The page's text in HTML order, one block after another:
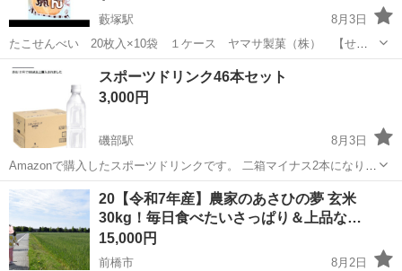
藪塚駅
8月3日
たこせんべい 20枚入×10袋 １ケース ヤマサ製菓（株） 【せん
べい大きさ：縦23ｃｍ×横12.5ｃｍ】 お祭りやイベント行事などにど
期限今年8月末ま...
群馬 藪塚駅 食品
スポーツドリンク46本セット
3,000円
磯部駅
8月3日
Amazonで購入したスポーツドリンクです。 二箱マイナス2本になりま
す。 2本飲んでみたのですが、口に合わず 勿体ないので飲んでいただ
ける人に、、 受け渡しは、安中市原市のセブンイレブンでよろしくお
群馬 安中市 磯部駅 食品
20【令和7年産】農家のあさひの夢 玄米
30kg！毎日食べたいさっぱり＆上品な…
15,000円
前橋市
8月2日